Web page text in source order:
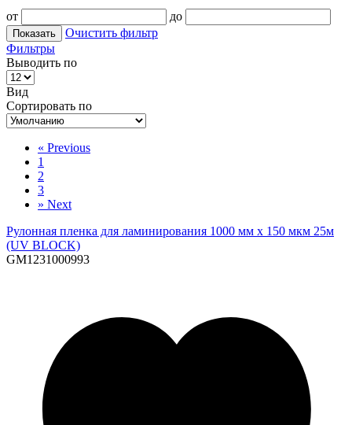
от до
Показать
Очистить фильтр
Фильтры
Выводить по
Вид
Сортировать по
« Previous
1
2
3
» Next
Рулонная пленка для ламинирования 1000 мм х 150 мкм 25м
(UV BLOCK)
GM1231000993